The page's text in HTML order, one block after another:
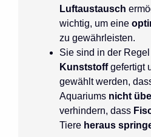
Luftaustausch
wichtig, um eine
zu gewährleisten.
Sie sind in der
Kunststoffgefertigt
gewählt werden,
Aquariums nicht
verhindern, dass
Tiere heraus